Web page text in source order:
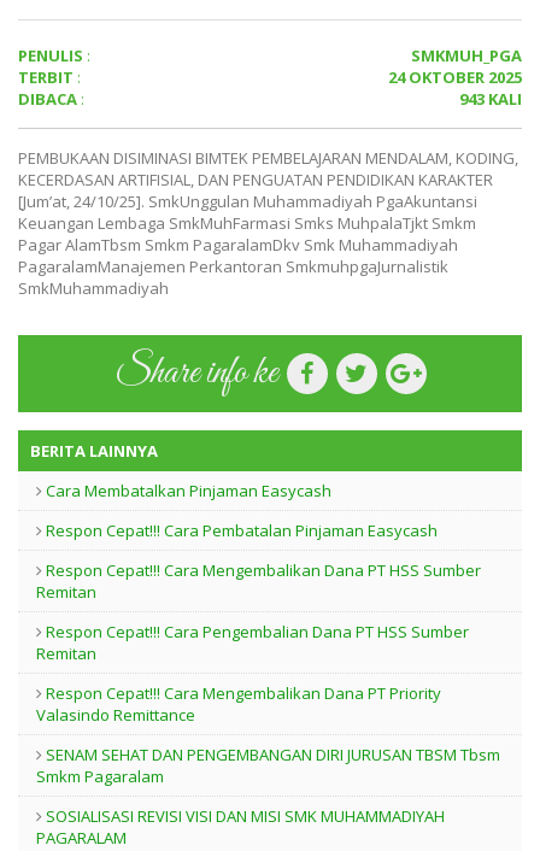
PENULIS :
SMKMUH_PGA
TERBIT :
24 OKTOBER 2025
DIBACA : 943 KALI
PEMBUKAAN DISIMINASI BIMTEK PEMBELAJARAN MENDALAM, KODING,
KECERDASAN ARTIFISIAL, DAN PENGUATAN PENDIDIKAN KARAKTER
[Jum’at, 24/10/25]. SmkUnggulan Muhammadiyah PgaAkuntansi
Keuangan Lembaga SmkMuhFarmasi Smks MuhpalaTjkt Smkm
Pagar AlamTbsm Smkm PagaralamDkv Smk Muhammadiyah
PagaralamManajemen Perkantoran SmkmuhpgaJurnalistik
SmkMuhammadiyah
Share info ke
BERITA LAINNYA
Cara Membatalkan Pinjaman Easycash
Respon Cepat!!! Cara Pembatalan Pinjaman Easycash
Respon Cepat!!! Cara Mengembalikan Dana PT HSS Sumber
Remitan
Respon Cepat!!! Cara Pengembalian Dana PT HSS Sumber
Remitan
Respon Cepat!!! Cara Mengembalikan Dana PT Priority
Valasindo Remittance
SENAM SEHAT DAN PENGEMBANGAN DIRI JURUSAN TBSM Tbsm
Smkm Pagaralam
SOSIALISASI REVISI VISI DAN MISI SMK MUHAMMADIYAH
PAGARALAM